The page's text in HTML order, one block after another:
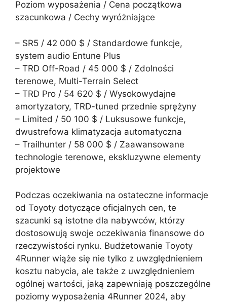
Poziom wyposażenia / Cena początkowa
szacunkowa / Cechy wyróżniające
– SR5 / 42 000 $ / Standardowe funkcje,
system audio Entune Plus
– TRD Off-Road / 45 000 $ / Zdolności
terenowe, Multi-Terrain Select
– TRD Pro / 54 620 $ / Wysokowydajne
amortyzatory, TRD-tuned przednie sprężyny
– Limited / 50 100 $ / Luksusowe funkcje,
dwustrefowa klimatyzacja automatyczna
– Trailhunter / 58 000 $ / Zaawansowane
technologie terenowe, ekskluzywne elementy
projektowe
Podczas oczekiwania na ostateczne informacje
od Toyoty dotyczące oficjalnych cen, te
szacunki są istotne dla nabywców, którzy
dostosowują swoje oczekiwania finansowe do
rzeczywistości rynku. Budżetowanie Toyoty
4Runner wiąże się nie tylko z uwzględnieniem
kosztu nabycia, ale także z uwzględnieniem
ogólnej wartości, jaką zapewniają poszczególne
poziomy wyposażenia 4Runner 2024, aby